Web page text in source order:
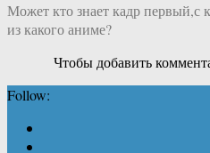
Может кто знает кадр первый,с
из какого аниме?
Чтобы добавить
Follow: